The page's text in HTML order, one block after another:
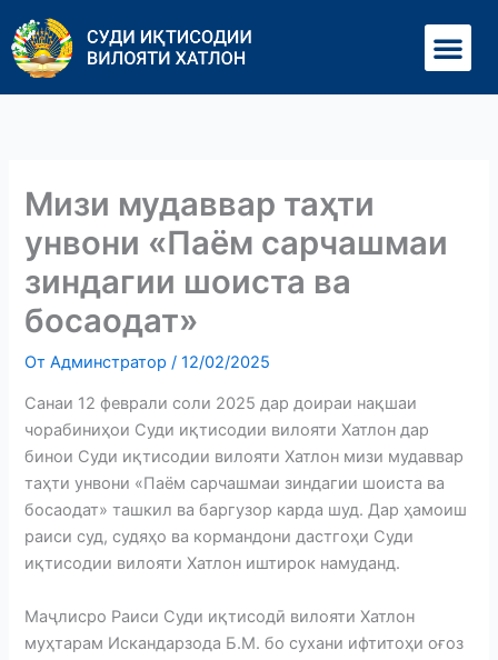
содержимому
Мизи мудаввар таҳти
унвони «Паём сарчашмаи
зиндагии шоиста ва
босаодат»
ОтАдминстратор/12/02/2025
Санаи 12 феврали соли 2025 дар доираи нақшаи
чорабиниҳои Суди иқтисодии вилояти Хатлон дар
бинои Суди иқтисодии вилояти Хатлон мизи мудаввар
таҳти унвони «Паём сарчашмаи зиндагии шоиста ва
босаодат» ташкил ва баргузор карда шуд. Дар ҳамоиш
раиси суд, судяҳо ва кормандони дастгоҳи Суди
иқтисодии вилояти Хатлон иштирок намуданд.
Маҷлисро Раиси Суди иқтисодӣ вилояти Хатлон
муҳтарам Искандарзода Б.М. бо сухани ифтитоҳи оғоз